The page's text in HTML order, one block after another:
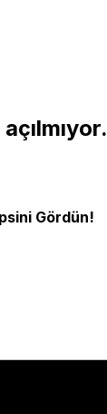
Gördün!